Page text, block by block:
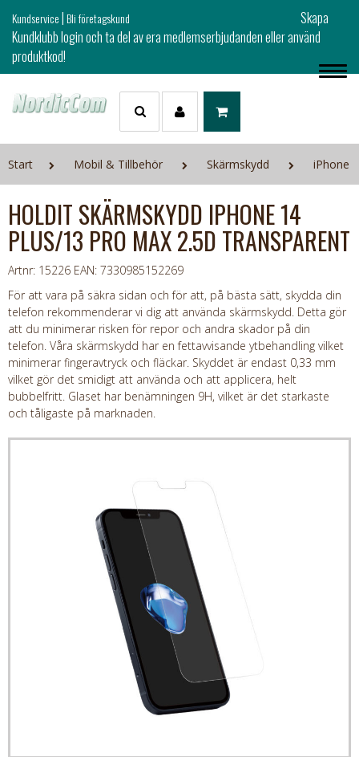
Kundservice|Bli företagskund
Skapa
Kundklubb login och ta del av era medlemserbjudanden eller använd
produktkod!
Start Mobil & Tillbehör Skärmskydd iPhone
HOLDIT SKÄRMSKYDD IPHONE 14
PLUS/13 PRO MAX 2.5D TRANSPARENT
Artnr: 15226 EAN: 7330985152269
För att vara på säkra sidan och för att, på bästa sätt, skydda din
telefon rekommenderar vi dig att använda skärmskydd. Detta gör
att du minimerar risken för repor och andra skador på din
telefon. Våra skärmskydd har en fettavvisande ytbehandling vilket
minimerar fingeravtryck och fläckar. Skyddet är endast 0,33 mm
vilket gör det smidigt att använda och att applicera, helt
bubbelfritt. Glaset har benämningen 9H, vilket är det starkaste
och tåligaste på marknaden.